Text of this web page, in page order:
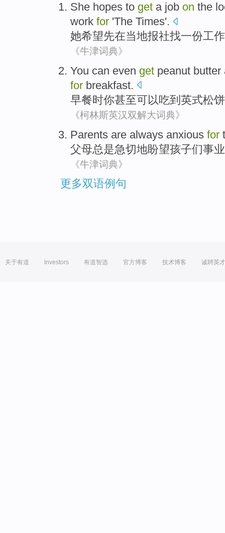
She hopes to get a job on the
work for 'The Times'.
她希望先在当地报社找一份工作
《牛津词典》
You can even get peanut butter
for breakfast.
早餐时你甚至可以吃到 英式松
《柯林斯英汉双解大词典》
Parents are always anxious for
父母总是急切地盼望孩子们事
《牛津词典》
更多双语例句
关于有道 Investors 有道智选 官方博客 技术博客 诚聘英才